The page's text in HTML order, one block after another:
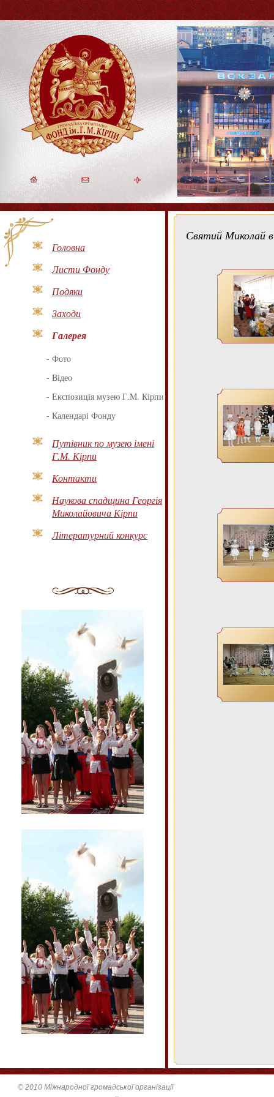
Головна
Листи Фонду
Подяки
Заходи
Галерея
- Фото
- Відео
- Експозиція музею Г.М. Кірпи
- Календарі Фонду
Путівник по музею імені
Г.М. Кірпи
Контакти
Наукова спадщина Георгія
Миколайовича Кірпи
Літературний конкурс
Святий Миколай
© 2010 Міжнародної громадської організації